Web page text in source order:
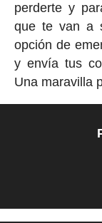
perderte y
que te van a
opción de
y envía tus
Una maravilla